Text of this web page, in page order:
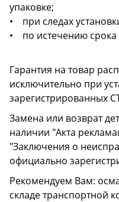
упаковке;
• при следах
• по истечению срока
Гарантия на товар
исключительно при
зарегистрированных
Замена или возврат
наличии "Акта
"Заключения о
официально
Рекомендуем Вам:
складе транспортной